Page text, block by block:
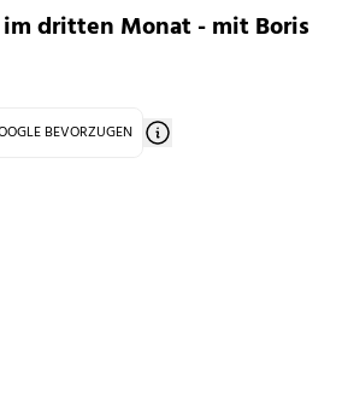
dritten Monat - mit Boris
BEVORZUGEN